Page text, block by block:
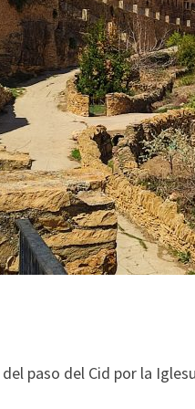
paso del Cid por la